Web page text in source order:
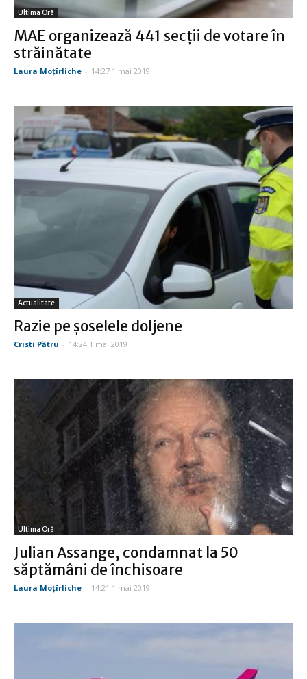
Ultima Oră
MAE organizează 441 secţii de votare în
străinătate
Laura Moţîrliche - 14:27 1 mai 2019
Actualitate
Razie pe șoselele doljene
Cristi Pătru - 14:24 1 mai 2019
Ultima Oră
Julian Assange, condamnat la 50
săptămâni de închisoare
Laura Moţîrliche - 14:21 1 mai 2019